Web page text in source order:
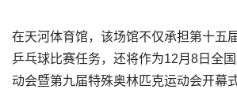
在天河体育馆，该场馆不仅承担第十五
乒乓球比赛任务，还将作为12月8日全
动会暨第九届特殊奥林匹克运动会开幕